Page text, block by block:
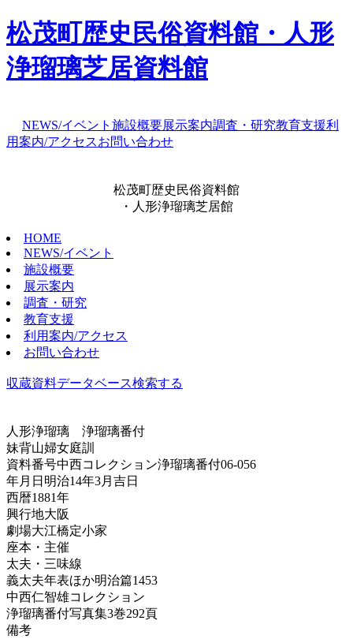
松茂町歴史民俗資料館・人形
浄瑠璃芝居資料館
NEWS/イベント 施設概要展示案内調査・研究教育支援利
用案内/アクセスお問い合わせ
松茂町歴史民俗資料館
・人形浄瑠璃芝居館
HOME
NEWS/イベント
施設概要
展示案内
調査・研究
教育支援
利用案内/アクセス
お問い合わせ
収蔵資料データベース検索する
人形浄瑠璃 浄瑠璃番付
妹背山婦女庭訓
資料番号中西コレクション浄瑠璃番付06-056
年月日 明治14年3月吉日
西暦1881年
興行地大阪
劇場大江橋定小家
座本・主催
太夫・三味線
義太夫年表ほか明治篇1453
中西仁智雄コレクション
浄瑠璃番付写真集3巻292頁
備考